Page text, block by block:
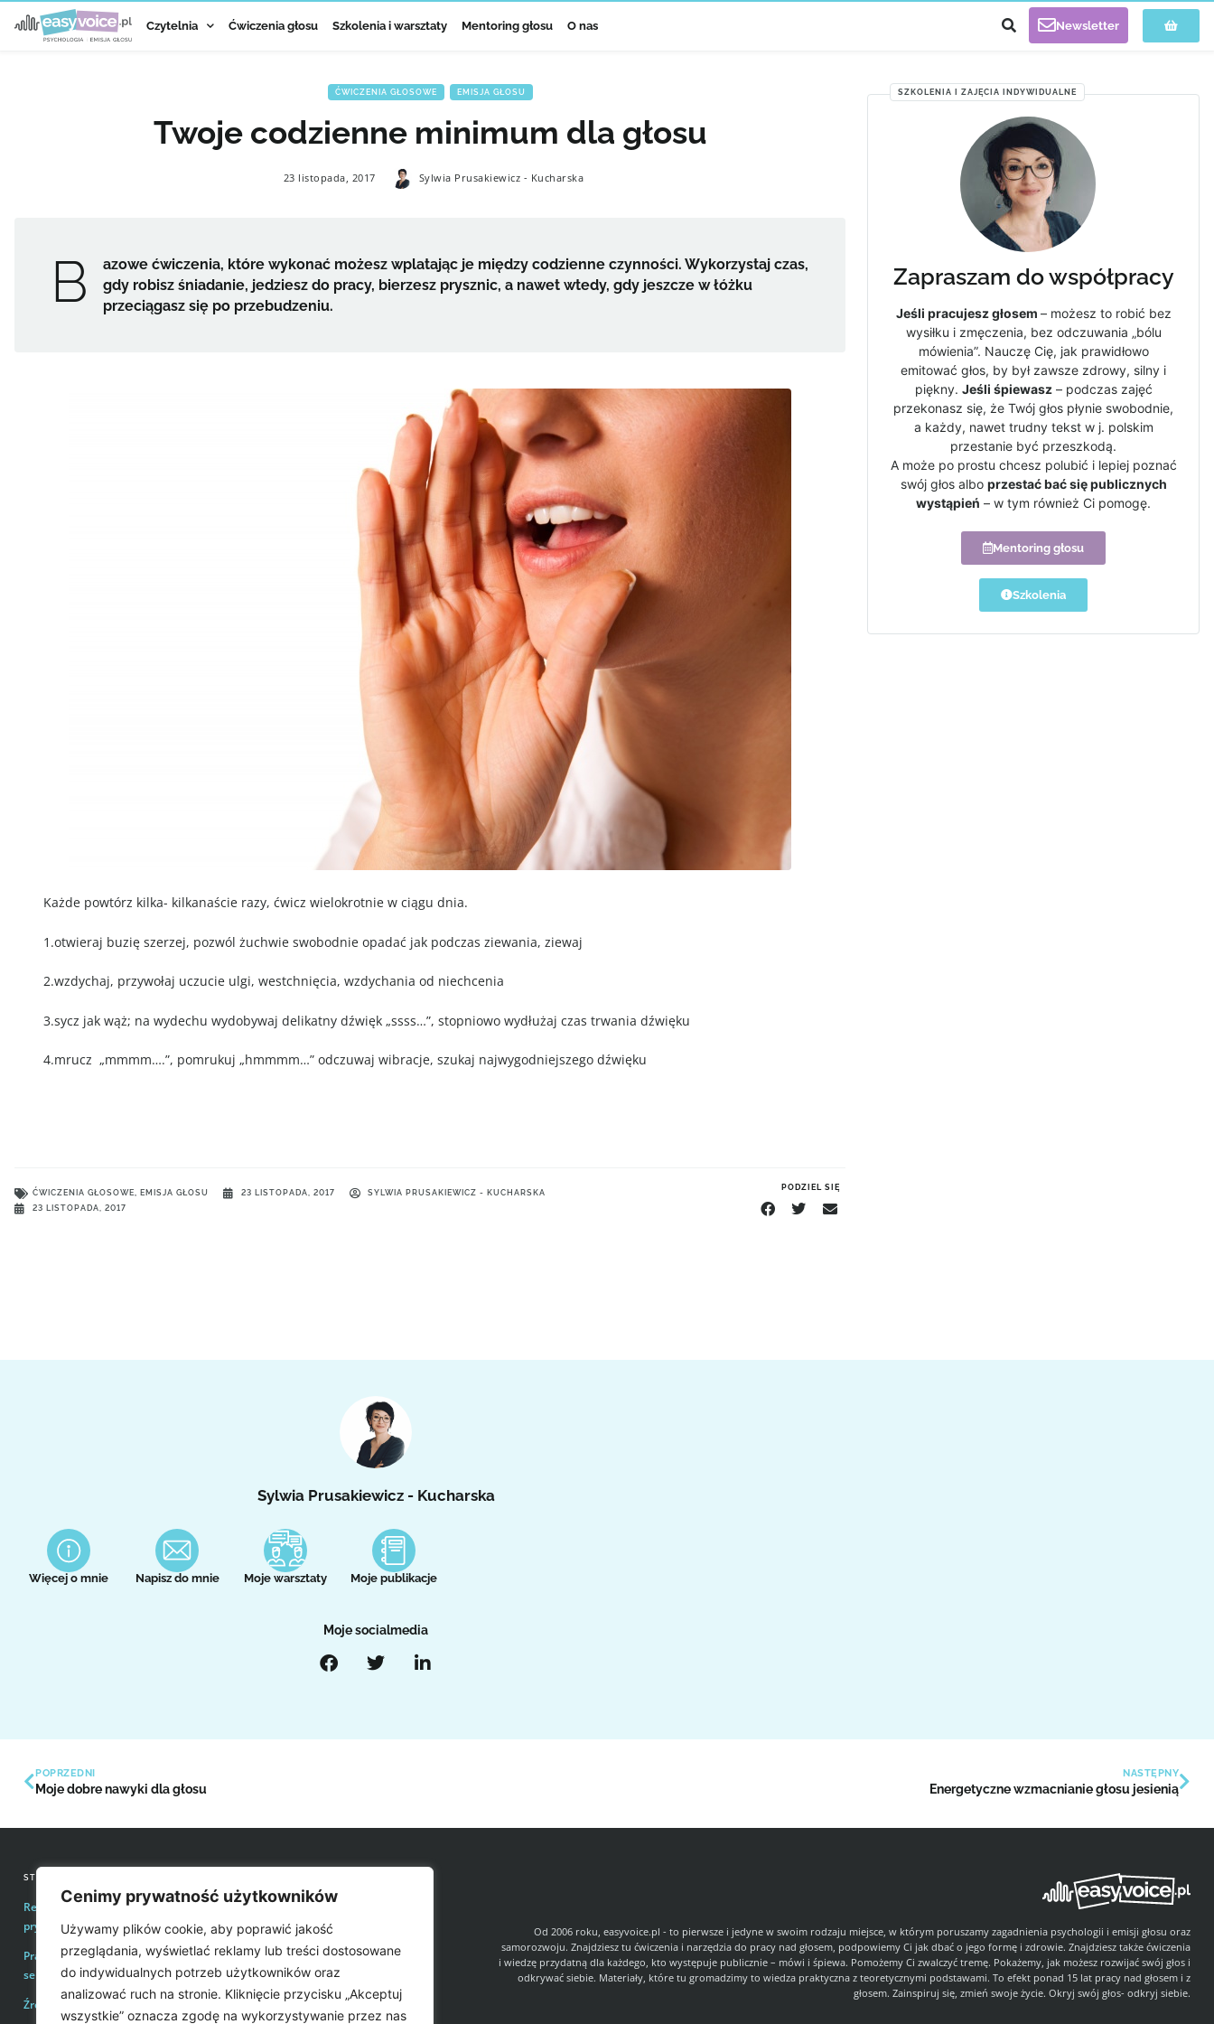
Cenimy prywatność użytkowników
Używamy plików cookie, aby poprawić jakość
przeglądania, wyświetlać reklamy lub treści dostosowane
do indywidualnych potrzeb użytkowników oraz
analizować ruch na stronie. Kliknięcie przycisku „Akceptuj
wszystkie” oznacza zgodę na wykorzystywanie przez nas
Czytelnia Ćwiczenia głosu Szkolenia i warsztaty Mentoring głosu O nas Newsletter
ĆWICZENIA GŁOSOWE EMISJA GŁOSU
Twoje codzienne minimum dla głosu
23 listopada, 2017 Sylwia Prusakiewicz - Kucharska
B
azowe ćwiczenia, które wykonać możesz wplatając je między codzienne czynności. Wykorzystaj czas,
gdy robisz śniadanie, jedziesz do pracy, bierzesz prysznic, a nawet wtedy, gdy jeszcze w łóżku
przeciągasz się po przebudzeniu.
Każde powtórz kilka- kilkanaście razy, ćwicz wielokrotnie w ciągu dnia.
1.otwieraj buzię szerzej, pozwól żuchwie swobodnie opadać jak podczas ziewania, ziewaj
2.wzdychaj, przywołaj uczucie ulgi, westchnięcia, wzdychania od niechcenia
3.sycz jak wąż; na wydechu wydobywaj delikatny dźwięk „ssss…”, stopniowo wydłużaj czas trwania dźwięku
4.mrucz „mmmm….”, pomrukuj „hmmmm…” odczuwaj wibracje, szukaj najwygodniejszego dźwięku
ĆWICZENIA GŁOSOWE, EMISJA GŁOSU 23 LISTOPADA, 2017
SYLWIA PRUSAKIEWICZ - KUCHARSKA
23 LISTOPADA, 2017
PODZIEL SIĘ
Zapraszam do współpracy
Jeśli pracujesz głosem – możesz to robić bez
wysiłku i zmęczenia, bez odczuwania „bólu
mówienia”. Nauczę Cię, jak prawidłowo
emitować głos, by był zawsze zdrowy, silny i
piękny. Jeśli śpiewasz– podczas zajęć
przekonasz się, że Twój głos płynie swobodnie,
a każdy, nawet trudny tekst w j. polskim
przestanie być przeszkodą.
A może po prostu chcesz polubić i lepiej poznać
swój głos albo przestać bać się publicznych
wystąpień – w tym również Ci pomogę.
Mentoring głosu
Szkolenia
SZKOLENIA I ZAJĘCIA INDYWIDUALNE
Sylwia Prusakiewicz - Kucharska
Więcej o mnie Napisz do mnie Moje warsztaty Moje publikacje
Moje socialmedia
POPRZEDNI
Moje dobre nawyki dla głosu
NASTĘPNY
Energetyczne wzmacnianie głosu jesienią
STRONY INFORMACYJNE
Regulamin zakupów i polityka
prywatności
Prawa autorskie i wykorzystywanie treści
serwisu
Źródła
Email:redakcja@easyvoice.pl
WSPÓŁPRACE, OFERTY
Email: karol@easyvoice.pl
Od 2006 roku, easyvoice.pl - to pierwsze i jedyne w swoim rodzaju miejsce, w którym poruszamy zagadnienia psychologii i emisji głosu oraz
samorozwoju. Znajdziesz tu ćwiczenia i narzędzia do pracy nad głosem, podpowiemy Ci jak dbać o jego formę i zdrowie. Znajdziesz także ćwiczenia
i wiedzę przydatną dla każdego, kto występuje publicznie – mówi i śpiewa. Pomożemy Ci zwalczyć tremę. Pokażemy, jak możesz rozwijać swój głos i
odkrywać siebie. Materiały, które tu gromadzimy to wiedza praktyczna z teoretycznymi podstawami. To efekt ponad 15 lat pracy nad głosem i z
głosem. Zainspiruj się, zmień swoje życie. Okryj swój głos- odkryj siebie.